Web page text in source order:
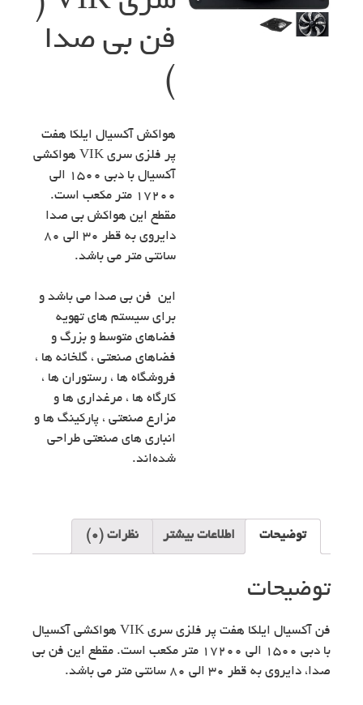
فن بی صدا
)
هواکش آکسیال ایلکا هفت
پر فلزی سری VIK هواکشی
آکسیال با دبی ۱۵۰۰ الی
۱۷۲۰۰ متر مکعب است.
مقطع این هواکش بی صدا
دایروی به قطر 30 الی 80
سانتی متر می باشد.
این فن بی صدا می باشد و
برای سیستم های تهویه
فضاهای متوسط و بزرگ و
فضاهای صنعتی ، گلخانه ها ،
فروشگاه ها ، رستوران ها ،
کارگاه ها ، مرغداری ها و
مزارع صنعتی ، پارکینگ ها و
انباری های صنعتی طراحی
شده‌اند.
توضیحات اطلاعات بیشتر نظرات (0)
توضیحات
فن آکسیال ایلکا هفت پر فلزی سری VIK هواکشی آکسیال
با دبی ۱۵۰۰ الی ۱۷۲۰۰ متر مکعب است. مقطع این فن بی
صدا، دایروی به قطر 30 الی 80 سانتی متر می باشد.